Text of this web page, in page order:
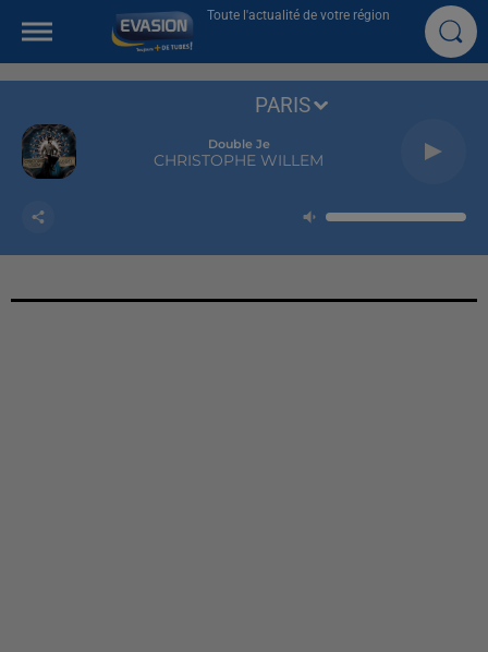
Toute l'actualité de votre région
Double Je
CHRISTOPHE WILLEM
PARIS